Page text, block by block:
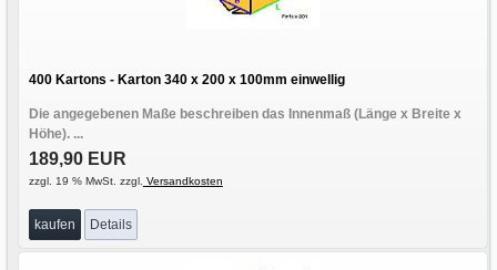
400 Kartons - Karton 340 x 200 x 100mm einwellig
Die angegebenen Maße beschreiben das Innenmaß (Länge x Breite x
Höhe). ...
189,90 EUR
zzgl. 19 % MwSt. zzgl. Versandkosten
kaufen Details